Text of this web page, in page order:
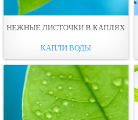
НЕЖНЫЕ ЛИСТОЧКИ В КАПЛЯХ
КАПЛИ ВОДЫ